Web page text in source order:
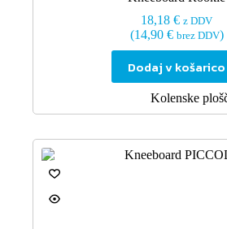
18,18€ z DDV
(14,90 € brez DDV)
Dodaj v košarico
Kolenske